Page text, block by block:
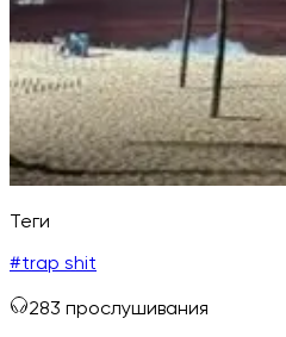
Теги
#trap shit
283 прослушивания